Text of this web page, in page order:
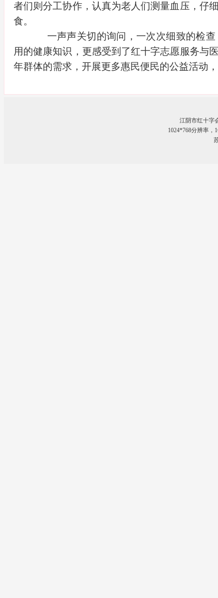
者们则分工协作，认真为老人们测量血压，仔
食。
一声声关切的询问，一次次细致的检查
用的健康知识，更感受到了红十字志愿服务与
年群体的需求，开展更多惠民便民的公益活动
江阴市红十字
1024*768分辨率，